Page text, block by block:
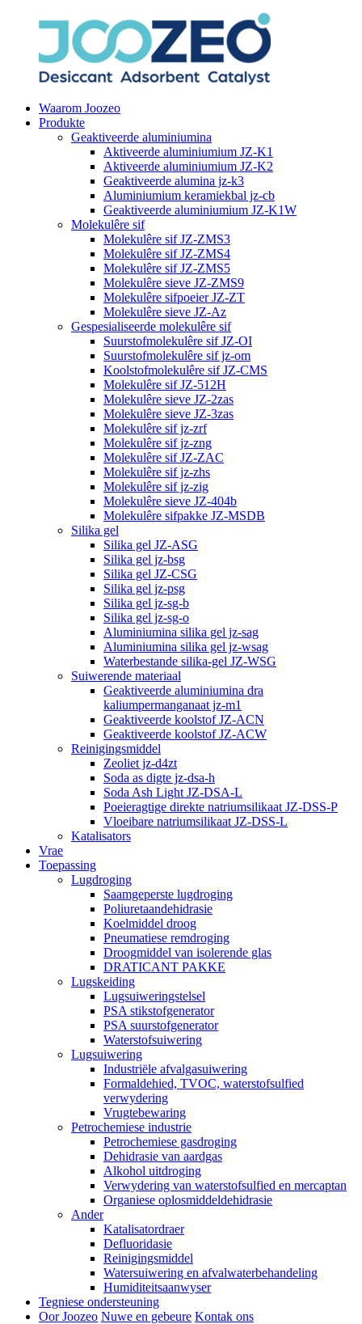
Waarom Joozeo
Produkte
Geaktiveerde aluminiumina
Aktiveerde aluminiumium JZ-K1
Aktiveerde aluminiumium JZ-K2
Geaktiveerde alumina jz-k3
Aluminiumium keramiekbal jz-cb
Geaktiveerde aluminiumium JZ-K1W
Molekulêre sif
Molekulêre sif JZ-ZMS3
Molekulêre sif JZ-ZMS4
Molekulêre sif JZ-ZMS5
Molekulêre sieve JZ-ZMS9
Molekulêre sifpoeier JZ-ZT
Molekulêre sieve JZ-Az
Gespesialiseerde molekulêre sif
Suurstofmolekulêre sif JZ-OI
Suurstofmolekulêre sif jz-om
Koolstofmolekulêre sif JZ-CMS
Molekulêre sif JZ-512H
Molekulêre sieve JZ-2zas
Molekulêre sieve JZ-3zas
Molekulêre sif jz-zrf
Molekulêre sif jz-zng
Molekulêre sif JZ-ZAC
Molekulêre sif jz-zhs
Molekulêre sif jz-zig
Molekulêre sieve JZ-404b
Molekulêre sifpakke JZ-MSDB
Silika gel
Silika gel JZ-ASG
Silika gel jz-bsg
Silika gel JZ-CSG
Silika gel jz-psg
Silika gel jz-sg-b
Silika gel jz-sg-o
Aluminiumina silika gel jz-sag
Aluminiumina silika gel jz-wsag
Waterbestande silika-gel JZ-WSG
Suiwerende materiaal
Geaktiveerde aluminiumina dra
kaliumpermanganaat jz-m1
Geaktiveerde koolstof JZ-ACN
Geaktiveerde koolstof JZ-ACW
Reinigingsmiddel
Zeoliet jz-d4zt
Soda as digte jz-dsa-h
Soda Ash Light JZ-DSA-L
Poeieragtige direkte natriumsilikaat JZ-DSS-P
Vloeibare natriumsilikaat JZ-DSS-L
Katalisators
Vrae
Toepassing
Lugdroging
Saamgeperste lugdroging
Poliuretaandehidrasie
Koelmiddel droog
Pneumatiese remdroging
Droogmiddel van isolerende glas
DRATICANT PAKKE
Lugskeiding
Lugsuiweringstelsel
PSA stikstofgenerator
PSA suurstofgenerator
Waterstofsuiwering
Lugsuiwering
Industriële afvalgasuiwering
Formaldehied, TVOC, waterstofsulfied
verwydering
Vrugtebewaring
Petrochemiese industrie
Petrochemiese gasdroging
Dehidrasie van aardgas
Alkohol uitdroging
Verwydering van waterstofsulfied en mercaptan
Organiese oplosmiddeldehidrasie
Ander
Katalisatordraer
Defluoridasie
Reinigingsmiddel
Watersuiwering en afvalwaterbehandeling
Humiditeitsaanwyser
Tegniese ondersteuning
Oor Joozeo Nuwe en gebeure Kontak ons